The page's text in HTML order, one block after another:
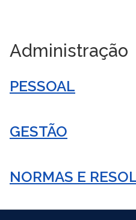
Administração
PESSOAL
GESTÃO
NORMAS E